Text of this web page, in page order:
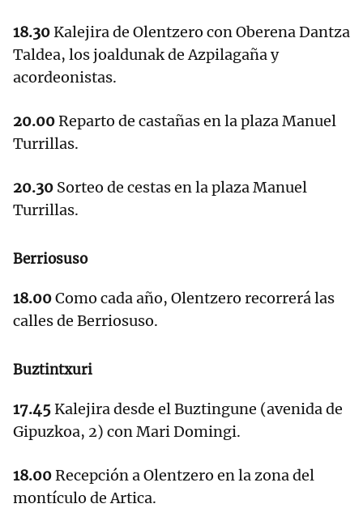
18.30Kalejira de Olentzero con Oberena Dantza
Taldea, los joaldunak de Azpilagaña y
acordeonistas.
20.00Reparto de castañas en la plaza Manuel
Turrillas.
20.30 Sorteo de cestas en la plaza Manuel
Turrillas.
Berriosuso
18.00Como cada año, Olentzero recorrerá las
calles de Berriosuso.
Buztintxuri
17.45Kalejira desde el Buztingune (avenida de
Gipuzkoa, 2) con Mari Domingi.
18.00Recepción a Olentzero en la zona del
montículo de Artica.